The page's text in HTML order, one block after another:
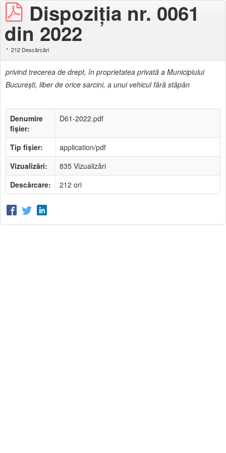
Dispoziția nr. 0061
din 2022
212 Descărcări
privind trecerea de drept, în proprietatea privată a Municipiului
Bucureşti, liber de orice sarcini, a unui vehicul fără stăpân
Denumire
fișier:
D61-2022.pdf
Tip fișier:
application/pdf
Vizualizări:
835 Vizualizări
Descărcare:
212 ori